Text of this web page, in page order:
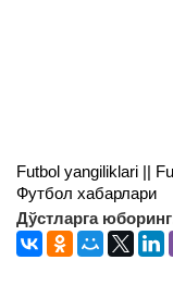
Futbol yangiliklari ||
Футбол хабарлари
Дўстларга